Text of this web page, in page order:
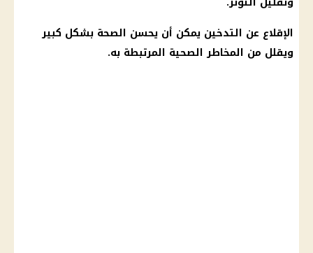
الإقلاع عن التدخين يمكن أن يحسن الصحة بشكل كبير
ويقلل من المخاطر الصحية المرتبطة به.